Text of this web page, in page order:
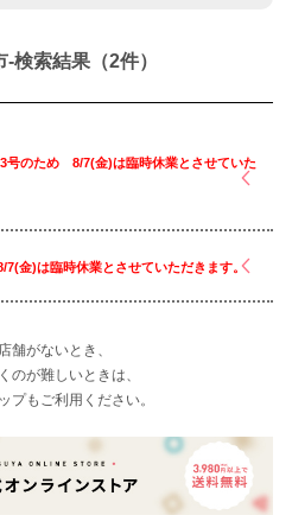
検索結果（2件）
号のため 8/7(金)は臨時休業とさせていた
金)は臨時休業とさせていただきます。
舗がないとき、
のが難しいときは、
プもご利用ください。